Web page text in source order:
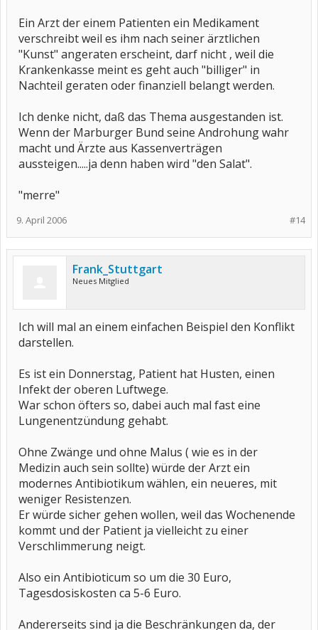
Ein Arzt der einem Patienten ein Medikament
verschreibt weil es ihm nach seiner ärztlichen
"Kunst" angeraten erscheint, darf nicht , weil die
Krankenkasse meint es geht auch "billiger" in
Nachteil geraten oder finanziell belangt werden.
Ich denke nicht, daß das Thema ausgestanden ist.
Wenn der Marburger Bund seine Androhung wahr
macht und Ärzte aus Kassenverträgen
aussteigen.....ja denn haben wird "den Salat".
"merre"
#14
9. April 2006
Frank_Stuttgart
Neues Mitglied
Ich will mal an einem einfachen Beispiel den Konflikt
darstellen.
Es ist ein Donnerstag, Patient hat Husten, einen
Infekt der oberen Luftwege.
War schon öfters so, dabei auch mal fast eine
Lungenentzündung gehabt.
Ohne Zwänge und ohne Malus ( wie es in der
Medizin auch sein sollte) würde der Arzt ein
modernes Antibiotikum wählen, ein neueres, mit
weniger Resistenzen.
Er würde sicher gehen wollen, weil das Wochenende
kommt und der Patient ja vielleicht zu einer
Verschlimmerung neigt.
Also ein Antibioticum so um die 30 Euro,
Tagesdosiskosten ca 5-6 Euro.
Andererseits sind ja die Beschränkungen da, der